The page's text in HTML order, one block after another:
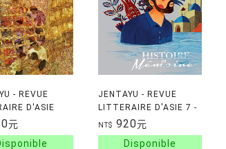
- REVUE
D'ASIE
2 -
元
JENTAYU - REVUE
LITTERAIRE D'ASIE 7 -
HISTOIRE ET MEMOIRE
NT$ 920元